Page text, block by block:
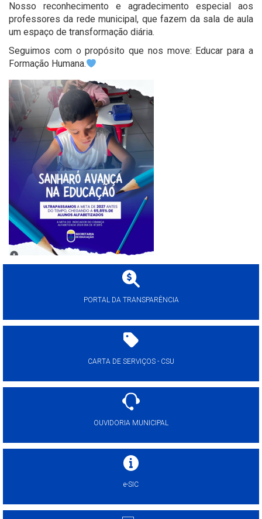
Nosso reconhecimento e agradecimento especial aos
professores da rede municipal, que fazem da sala de aula
um espaço de transformação diária.
Seguimos com o propósito que nos move: Educar para a
Formação Humana.
PORTAL DA TRANSPARÊNCIA
CARTA DE SERVIÇOS - CSU
OUVIDORIA MUNICIPAL
e-SIC